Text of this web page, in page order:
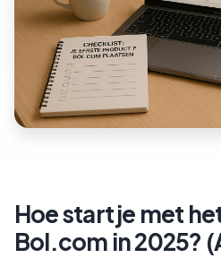
Hoe start je met
Bol.com in 2025?